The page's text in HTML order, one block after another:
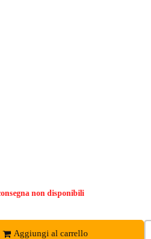
non disponibili
Aggiungi al carrello